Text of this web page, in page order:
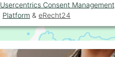
Usercentrics Consent Management
Platform & eRecht24